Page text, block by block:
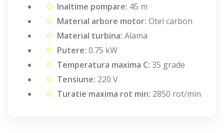
Inaltime pompare: 45 m
Material arbore motor: Otel carbon
Material turbina: Alama
Putere: 0.75 kW
Temperatura maxima C: 35 grade
Tensiune: 220 V
Turatie maxima rot min: 2850 rot/min